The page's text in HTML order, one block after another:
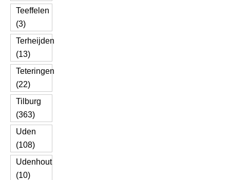
Teeffelen
(3)
Terheijden
(13)
Teteringen
(22)
Tilburg
(363)
Uden
(108)
Udenhout
(10)